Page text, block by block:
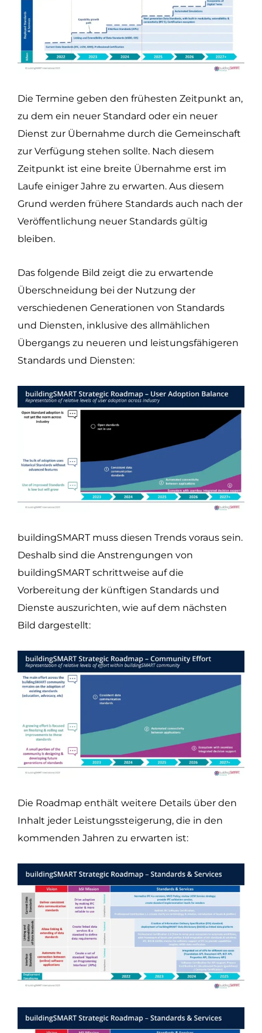
Die Termine geben den frühesten Zeitpunkt an,
zu dem ein neuer Standard oder ein neuer
Dienst zur Übernahme durch die Gemeinschaft
zur Verfügung stehen sollte. Nach diesem
Zeitpunkt ist eine breite Übernahme erst im
Laufe einiger Jahre zu erwarten. Aus diesem
Grund werden frühere Standards auch nach der
Veröffentlichung neuer Standards gültig
bleiben.
Das folgende Bild zeigt die zu erwartende
Überschneidung bei der Nutzung der
verschiedenen Generationen von Standards
und Diensten, inklusive des allmählichen
Übergangs zu neueren und leistungsfähigeren
Standards und Diensten:
buildingSMART muss diesen Trends voraus sein.
Deshalb sind die Anstrengungen von
buildingSMART schrittweise auf die
Vorbereitung der künftigen Standards und
Dienste auszurichten, wie auf dem nächsten
Bild dargestellt:
Die Roadmap enthält weitere Details über den
Inhalt jeder Leistungssteigerung, die in den
kommenden Jahren zu erwarten ist: